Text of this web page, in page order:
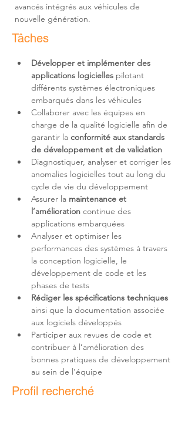
avancés intégrés aux véhicules de
nouvelle génération.
Tâches
Développer et implémenter des
applications logicielles pilotant
différents systèmes électroniques
Collaborer avec les équipes en
charge de la qualité logicielle afin de
garantir la conformité aux standards
de développement et de validation
Diagnostiquer, analyser et corriger les
anomalies logicielles tout au long du
Assurer la maintenance et
l’amélioration continue des
Analyser et optimiser les
performances des systèmes à travers
la conception logicielle, le
développement de code et les
Rédiger les spécifications techniques
ainsi que la documentation associée
Participer aux revues de code et
contribuer à l’amélioration des
bonnes pratiques de développement
au sein de l’équipe
Profil recherché